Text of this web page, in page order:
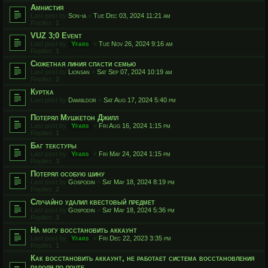
Амнистия
Last post by Son-ia « Tue Dec 03, 2024 11:21 am
Replies: 1
VUZ 3;0 Event
Last post by Yfars « Tue Nov 26, 2024 9:16 am
Replies: 1
Сюжетная линия спасти семью
Last post by Lionsan « Sat Sep 07, 2024 10:19 am
Replies: 2
Куртка
Last post by Dambldor « Sat Aug 17, 2024 5:40 pm
Потерял Мушкетон Джилл
Last post by Yfars « Fri Aug 16, 2024 1:15 pm
Replies: 1
Баг текстуры
Last post by Yfars « Fri May 24, 2024 1:15 pm
Replies: 3
Потерял особую шину
Last post by Gospodin « Sat May 18, 2024 8:19 pm
Replies: 2
Случайно удалил квестовый предмет
Last post by Gospodin « Sat May 18, 2024 5:36 pm
Replies: 3
На могу восстановить аккаунт
Last post by Yfars « Fri Dec 22, 2023 3:35 pm
Replies: 1
Как восстановить аккаунт, не работает система восстановления